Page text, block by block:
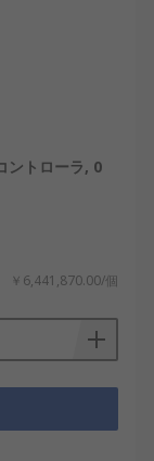
トローラ, 0
￥6,441,870.00/個